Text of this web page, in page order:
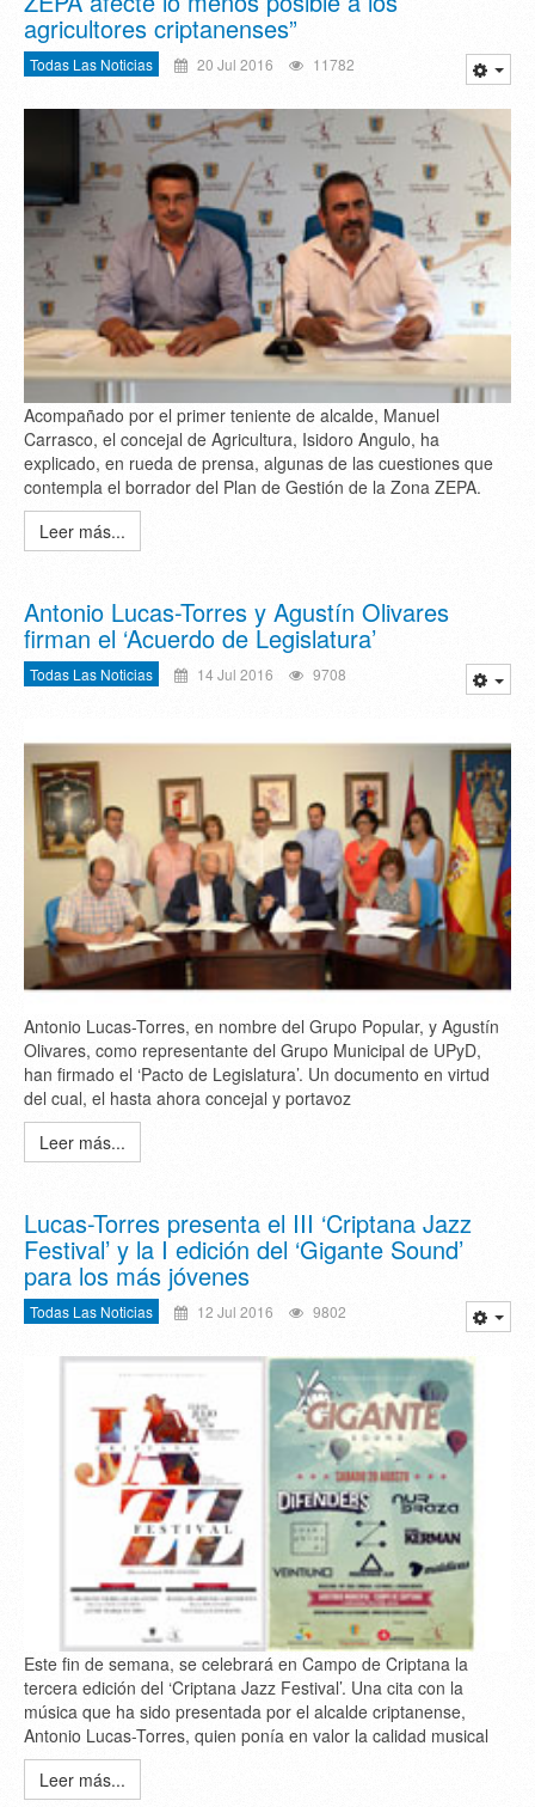
agricultores criptanenses”
Todas Las Noticias 20 Jul 2016 11782
Acompañado por el primer teniente de alcalde, Manuel
Carrasco, el concejal de Agricultura, Isidoro Angulo, ha
explicado, en rueda de prensa, algunas de las cuestiones que
contempla el borrador del Plan de Gestión de la Zona ZEPA.
Leer más...
Antonio Lucas-Torres y Agustín Olivares
firman el ‘Acuerdo de Legislatura’
Todas Las Noticias 14 Jul 2016 9708
Antonio Lucas-Torres, en nombre del Grupo Popular, y Agustín
Olivares, como representante del Grupo Municipal de UPyD,
han firmado el ‘Pacto de Legislatura’. Un documento en virtud
del cual, el hasta ahora concejal y portavoz
Leer más...
Lucas-Torres presenta el III ‘Criptana Jazz
Festival’ y la I edición del ‘Gigante Sound’
para los más jóvenes
Todas Las Noticias 12 Jul 2016 9802
Este fin de semana, se celebrará en Campo de Criptana la
tercera edición del ‘Criptana Jazz Festival’. Una cita con la
música que ha sido presentada por el alcalde criptanense,
Antonio Lucas-Torres, quien ponía en valor la calidad musical
Leer más...